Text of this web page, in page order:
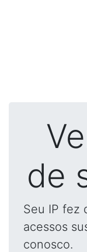
de
Seu IP fez
acessos
conosco.